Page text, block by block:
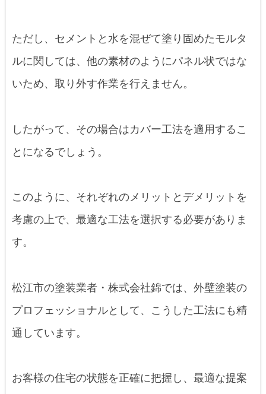
ただし、セメントと水を混ぜて塗り固めたモルタ
ルに関しては、他の素材のようにパネル状ではな
いため、取り外す作業を行えません。
したがって、その場合はカバー工法を適用するこ
とになるでしょう。
このように、それぞれのメリットとデメリットを
考慮の上で、最適な工法を選択する必要がありま
す。
松江市の塗装業者・株式会社錦では、外壁塗装の
プロフェッショナルとして、こうした工法にも精
通しています。
お客様の住宅の状態を正確に把握し、最適な提案